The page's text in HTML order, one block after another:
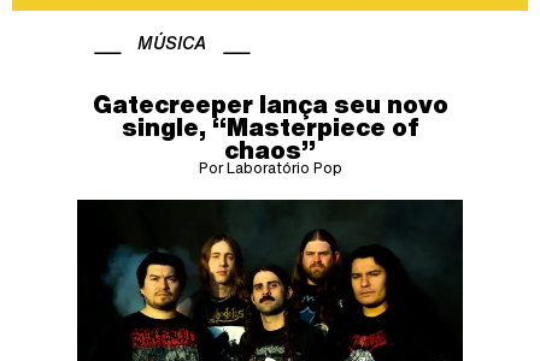
MÚSICA
Gatecreeper lança seu novo
single, “Masterpiece of
chaos”
Por Laboratório Pop